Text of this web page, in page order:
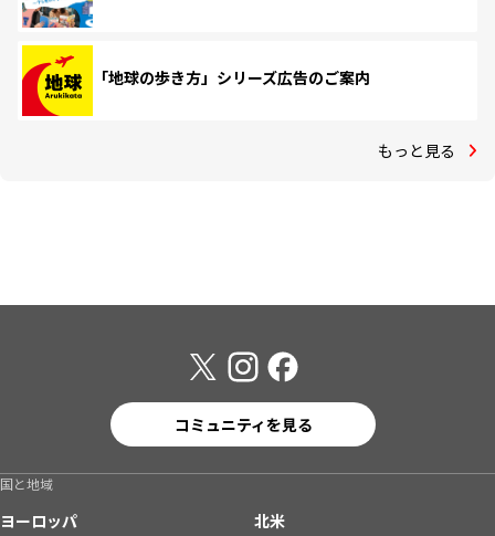
「地球の歩き方」シリーズ広告のご案内
もっと見る
コミュニティを見る
国と地域
ヨーロッパ
北米